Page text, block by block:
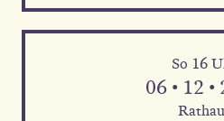
So 16
06 • 12